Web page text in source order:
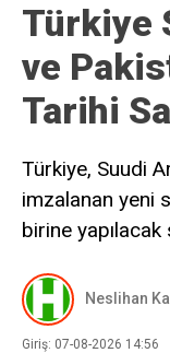
Türkiye
ve
Tarihi
Türkiye, Suudi
imzalanan yeni
birine yapılacak
Neslihan
Giriş: 07-08-2026 14:56